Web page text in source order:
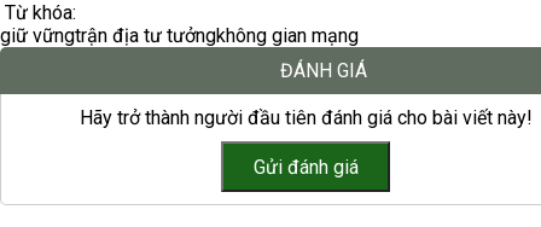
Từ khóa:
giữ vữngtrận địa tư tưởngkhông gian mạng
ĐÁNH GIÁ
Hãy trở thành người đầu tiên đánh giá cho bài viết này!